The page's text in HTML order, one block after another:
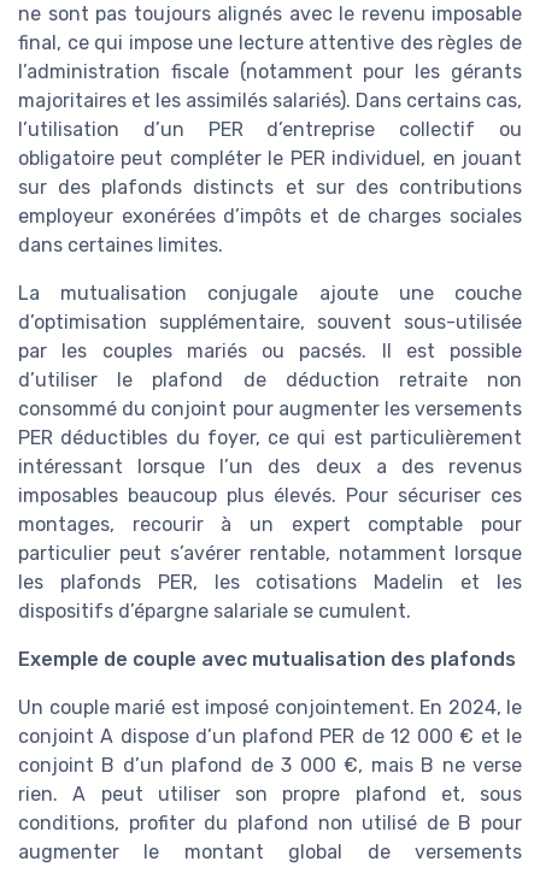
ne sont pas toujours alignés avec le revenu imposable
final, ce qui impose une lecture attentive des règles de
l’administration fiscale (notamment pour les gérants
majoritaires et les assimilés salariés). Dans certains cas,
l’utilisation d’un PER d’entreprise collectif ou
obligatoire peut compléter le PER individuel, en jouant
sur des plafonds distincts et sur des contributions
employeur exonérées d’impôts et de charges sociales
dans certaines limites.
La mutualisation conjugale ajoute une couche
d’optimisation supplémentaire, souvent sous-utilisée
par les couples mariés ou pacsés. Il est possible
d’utiliser le plafond de déduction retraite non
consommé du conjoint pour augmenter les versements
PER déductibles du foyer, ce qui est particulièrement
intéressant lorsque l’un des deux a des revenus
imposables beaucoup plus élevés. Pour sécuriser ces
montages, recourir à un expert comptable pour
particulier peut s’avérer rentable, notamment lorsque
les plafonds PER, les cotisations Madelin et les
dispositifs d’épargne salariale se cumulent.
Exemple de couple avec mutualisation des plafonds
Un couple marié est imposé conjointement. En 2024, le
conjoint A dispose d’un plafond PER de 12 000 € et le
conjoint B d’un plafond de 3 000 €, mais B ne verse
rien. A peut utiliser son propre plafond et, sous
conditions, profiter du plafond non utilisé de B pour
augmenter le montant global de versements